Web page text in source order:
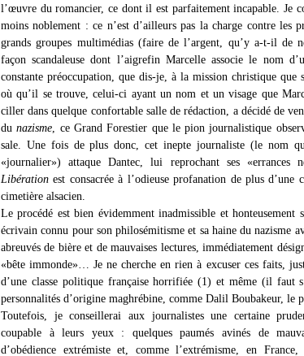
l’œuvre du romancier, ce dont il est parfaitement incapable. Je
moins noblement : ce n’est d’ailleurs pas la charge contre les
grands groupes multimédias (faire de l’argent, qu’y a-t-il de
façon scandaleuse dont l’aigrefin Marcelle associe le nom
constante préoccupation, que dis-je, à la mission christique que
où qu’il se trouve, celui-ci ayant un nom et un visage que
ciller dans quelque confortable salle de rédaction, a décidé de
dunazisme , ce Grand Forestier que le pion journalistique
sale. Une fois de plus donc, cet inepte journaliste (le nom
«journalier») attaque Dantec, lui reprochant ses «errances
Libération est consacrée à l’odieuse profanation de plus d’une
cimetière alsacien.
Le procédé est bien évidemment inadmissible et
écrivain connu pour son philosémitisme et sa haine du nazisme
abreuvés de bière et de mauvaises lectures, immédiatement
«bête immonde»… Je ne cherche en rien à excuser ces faits,
d’une classe politique française horrifiée (1) et même (il faut
personnalités d’origine maghrébine, comme Dalil Boubakeur, le
Toutefois, je conseillerai aux journalistes une certaine
coupable à leurs yeux : quelques paumés avinés de
d’obédience extrémiste et, comme l’extrémisme, en